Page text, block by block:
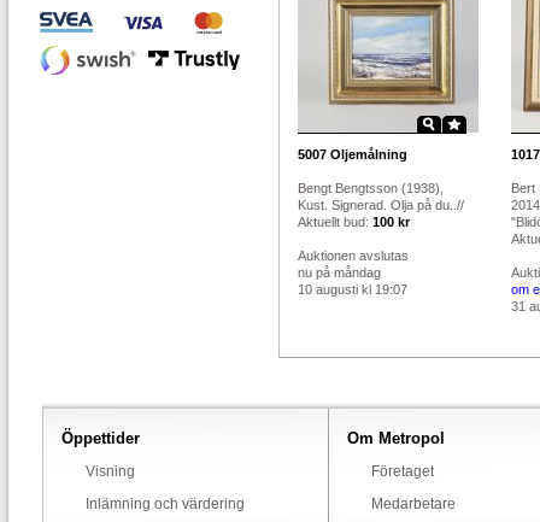
5007 Oljemålning
Bengt Bengtsson (1938),
Kust. Signerad. Olja på du..//
Aktuellt bud: 100 kr
Auktionen avslutas
nu på måndag
10 augusti kl 19:07
1017
Bert
om
31
Öppettider
Visning
Inlämning och värdering
Om Metropol
Företaget
Medarbetare